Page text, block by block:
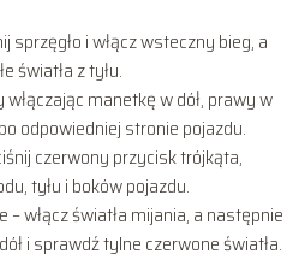
sprzęgło i włącz wsteczny bieg, a
światła z tyłu.
manetkę w dół, prawy w
odpowiedniej stronie pojazdu.
czerwony przycisk trójkąta,
tyłu i boków pojazdu.
– włącz światła mijania, a następnie
i sprawdź tylne czerwone światła.